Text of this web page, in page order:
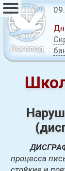
Логопед
процесса